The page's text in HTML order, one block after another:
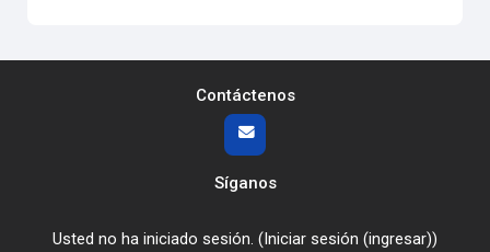
Contáctenos
Síganos
Usted no ha iniciado sesión. (Iniciar sesión (ingresar))